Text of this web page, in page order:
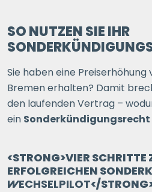
SO NUTZEN SIE IHR
Sie haben eine
Bremen erhalten? Damit
den laufenden Vertrag –
ein Sonderkündigungsrecht
<STRONG>VIER SCHRITTE
ERFOLGREICHEN
WECHSELPILOT</